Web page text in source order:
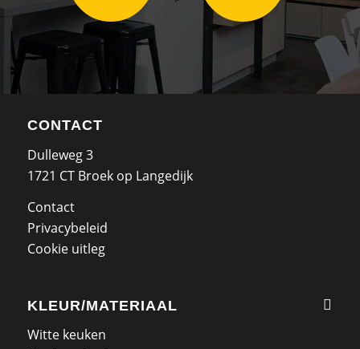
CONTACT
Dulleweg 3
1721 CT Broek op Langedijk
Contact
Privacybeleid
Cookie uitleg
KLEUR/MATERIAAL
Witte keuken